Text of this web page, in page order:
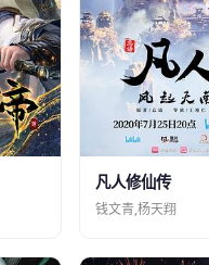
凡人修仙传
钱文青,杨天翔